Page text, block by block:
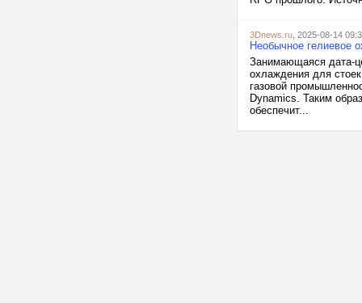
3Dnews.ru , 2025-08-14
Необычное гелиевое
Занимающаяся дата-
охлаждения для
газовой
Dynamics. Таким
обеспечит...